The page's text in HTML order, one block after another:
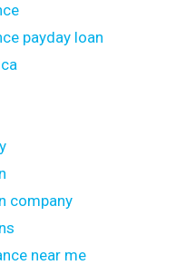
payday loan
company
near me